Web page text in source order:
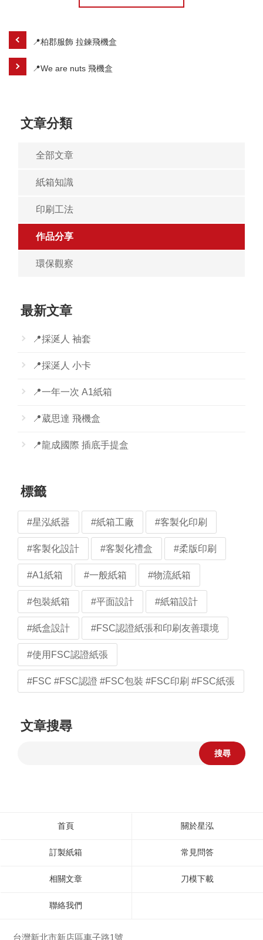
📍柏郡服飾 拉鍊飛機盒
📍We are nuts 飛機盒
文章分類
全部文章
紙箱知識
印刷工法
作品分享
環保觀察
最新文章
📍採涎人 袖套
📍採涎人 小卡
📍一年一次 A1紙箱
📍葳思達 飛機盒
📍龍成國際 插底手提盒
標籤
#星泓紙器 #紙箱工廠 #客製化印刷
#客製化設計 #客製化禮盒 #柔版印刷
#A1紙箱 #一般紙箱 #物流紙箱
#包裝紙箱 #平面設計 #紙箱設計
#紙盒設計 #FSC認證紙張和印刷友善環境
#使用FSC認證紙張
#FSC #FSC認證 #FSC包裝 #FSC印刷 #FSC紙張
文章搜尋
搜尋
首頁 關於星泓
訂製紙箱 常見問答
相關文章 刀模下載
聯絡我們
台灣新北市新店區車子路1號